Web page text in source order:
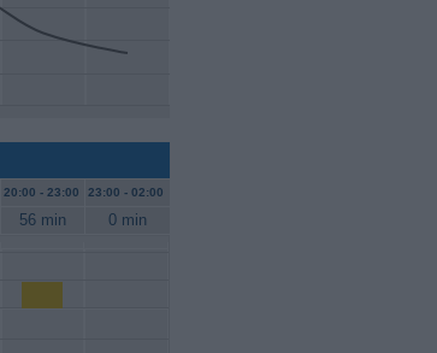
20:00 - 23:00 23:00 - 02:00
56 min 0 min